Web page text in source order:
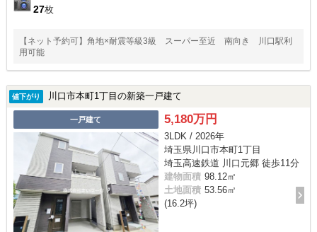
27枚
【ネット予約可】角地×耐震等級3級 スーパー至近 南向き 川口駅利
用可能
値下がり 川口市本町1丁目の新築一戸建て
一戸建て 5,180万円
3LDK / 2026年
埼玉県川口市本町1丁目
埼玉高速鉄道 川口元郷 徒歩11分
建物面積 98.12㎡
土地面積 53.56㎡
(16.2坪)